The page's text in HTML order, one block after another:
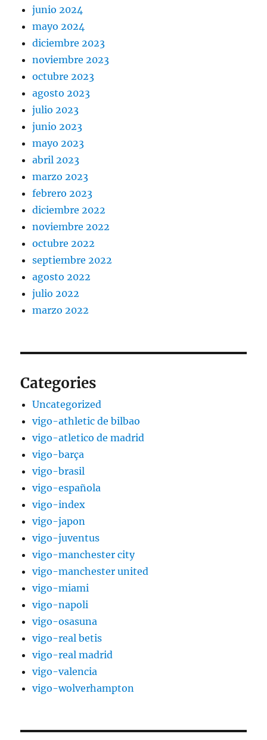
junio 2024
mayo 2024
diciembre 2023
noviembre 2023
octubre 2023
agosto 2023
julio 2023
junio 2023
mayo 2023
abril 2023
marzo 2023
febrero 2023
diciembre 2022
noviembre 2022
octubre 2022
septiembre 2022
agosto 2022
julio 2022
marzo 2022
Categories
Uncategorized
vigo-athletic de bilbao
vigo-atletico de madrid
vigo-barça
vigo-brasil
vigo-española
vigo-index
vigo-japon
vigo-juventus
vigo-manchester city
vigo-manchester united
vigo-miami
vigo-napoli
vigo-osasuna
vigo-real betis
vigo-real madrid
vigo-valencia
vigo-wolverhampton